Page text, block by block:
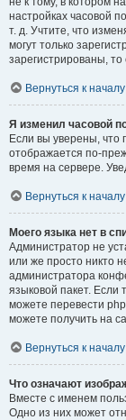
настройках часовой
т. д. Учтите, что
могут только
зарегистрированы,
Вернуться к началу
Я изменил часовой
Если вы уверены, что
отображается по-
время на сервере.
Вернуться к началу
Моего языка нет в
Администратор не
или же просто никто
администратора
языковой пакет. Если
можете перевести
можете получить на
Вернуться к началу
Что означают
Вместе с именем
Одно из них может